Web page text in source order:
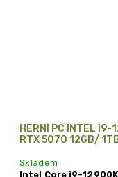
HERNÍ PC INTEL
RTX 5070 12GB/
Skladem
Intel Core i9-12900K